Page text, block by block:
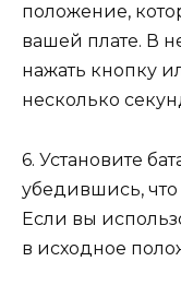
положение,
вашей плате. В
нажать кнопку
несколько
6. Установите
убедившись,
Если вы
в исходное